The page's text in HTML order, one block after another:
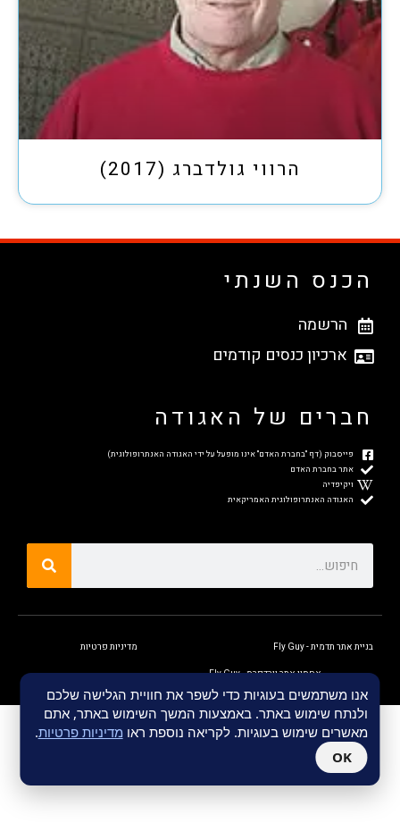
הרווי גולדברג (2017)
הכנס השנתי
הרשמה
ארכיון כנסים קודמים
חברים של האגודה
פייסבוק (דף "בחברת האדם" אינו מופעל על ידי האגודה האנתרופולוגית)
אתר בחברת האדם
ויקיפדיה
האגודה האנתרופולוגית האמריקאית
בניית אתר תדמית - Fly Guy מדיניות פרטיות
אחסון אתר וורדפרס - Fly Guy
אנו משתמשים בעוגיות כדי לשפר את חוויית הגלישה שלכם
ולנתח שימוש באתר. באמצעות המשך השימוש באתר, אתם
מאשרים שימוש בעוגיות. לקריאה נוספת ראו מדיניות פרטיות.
OK